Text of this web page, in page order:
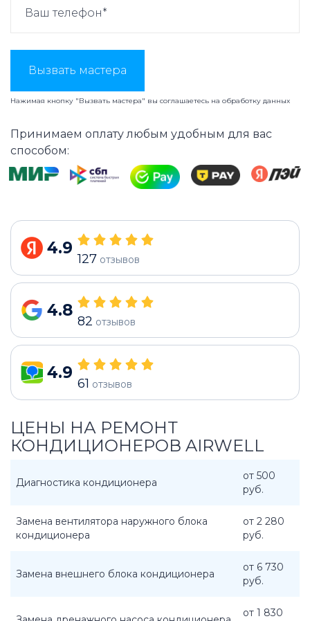
Вызвать мастера
Нажимая кнопку "Вызвать мастера" вы соглашаетесь на обработку данных
Принимаем оплату любым удобным для вас
способом:
4.9
127 отзывов
4.8
82 отзывов
4.9
61 отзывов
ЦЕНЫ НА РЕМОНТ
КОНДИЦИОНЕРОВ AIRWELL
Диагностика кондиционера
от 500
руб.
Замена вентилятора наружного блока
кондиционера
от 2 280
руб.
Замена внешнего блока кондиционера
от 6 730
руб.
от 1 830